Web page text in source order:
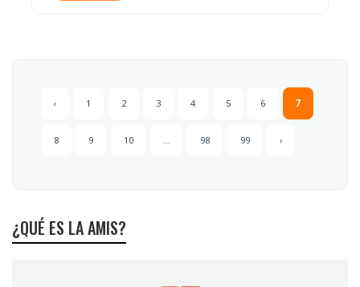
‹ 1 2 3 4 5 6 7
8 9 10 98 99 ›
¿QUÉ ES LA AMIS?